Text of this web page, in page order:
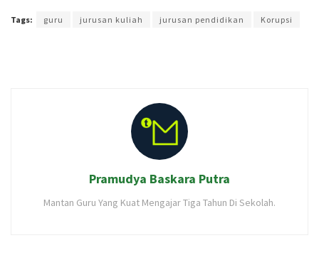
Tags: guru jurusan kuliah jurusan pendidikan Korupsi
Pramudya Baskara Putra
Mantan Guru Yang Kuat Mengajar Tiga Tahun Di Sekolah.